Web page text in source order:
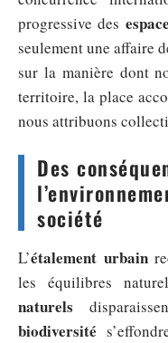
progressive des
seulement une affaire
sur la manière dont
territoire, la place
nous attribuons
Des
société
L’étalement urbain
les équilibres
naturels
biodiversité